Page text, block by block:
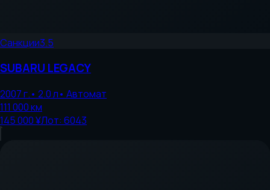
Санкции3.5
SUBARU LEGACY
2007г.• 2.0л• Автомат
111 000км
145 000 ¥Лот: 6043